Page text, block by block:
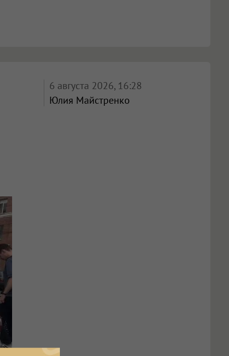
6 августа 2026, 16:28
Юлия Майстренко